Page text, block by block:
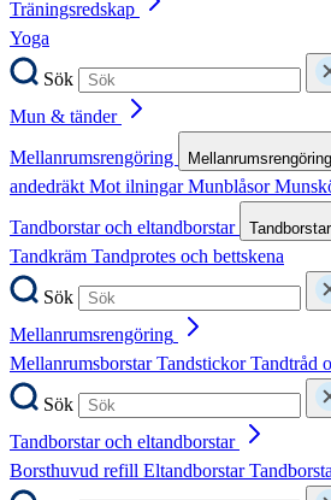
Träningsredskap
Yoga
Sök
Mun & tänder
Mellanrumsrengöring
Mellanrumsrengöring
andedräktMot ilningarMunblåsor
Tandborstar och eltandborstar
Tandkräm Tandprotes och bettskena
Sök
Mellanrumsrengöring
MellanrumsborstarTandstickorTandtråd
Sök
Tandborstar och eltandborstar
Borsthuvud refill Eltandborstar